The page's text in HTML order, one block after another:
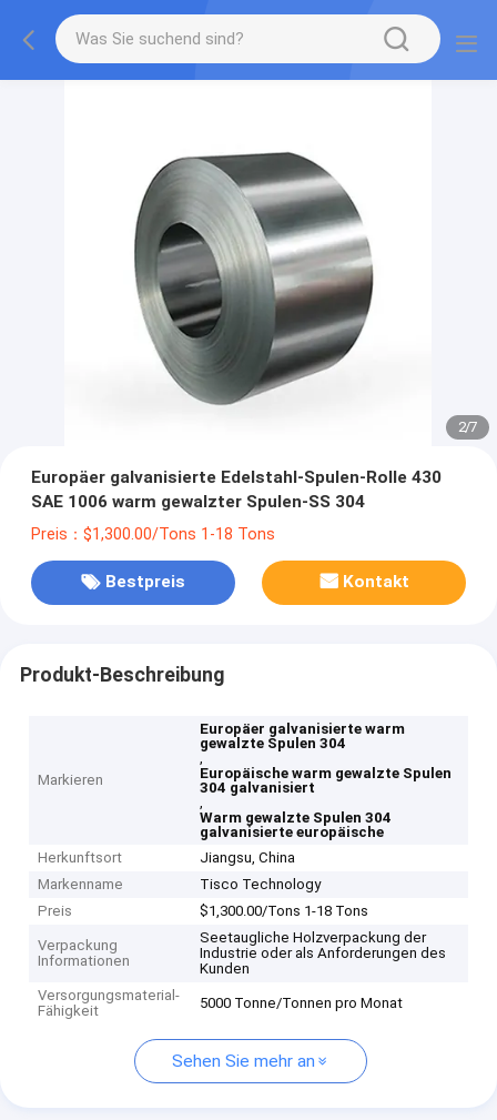
2/7
Europäer galvanisierte Edelstahl-Spulen-Rolle 430
SAE 1006 warm gewalzter Spulen-SS 304
Preis：$1,300.00/Tons 1-18 Tons
Bestpreis Kontakt
Produkt-Beschreibung
Markieren
Europäer galvanisierte warm
gewalzte Spulen 304
,
Europäische warm gewalzte Spulen
304 galvanisiert
,
Warm gewalzte Spulen 304
galvanisierte europäische
Herkunftsort
Jiangsu, China
Markenname
Tisco Technology
Preis
$1,300.00/Tons 1-18 Tons
Verpackung
Informationen
Seetaugliche Holzverpackung der
Industrie oder als Anforderungen des
Kunden
Versorgungsmaterial-
Fähigkeit
5000 Tonne/Tonnen pro Monat
Sehen Sie mehr an